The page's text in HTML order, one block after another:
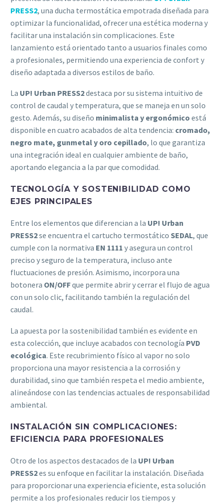
PRESS2, una ducha termostática empotrada diseñada para
optimizar la funcionalidad, ofrecer una estética moderna y
facilitar una instalación sin complicaciones. Este
lanzamiento está orientado tanto a usuarios finales como
a profesionales, permitiendo una experiencia de confort y
diseño adaptada a diversos estilos de baño.
La UP! Urban PRESS2destaca por su sistema intuitivo de
control de caudal y temperatura, que se maneja en un solo
gesto. Además, su diseño minimalista y ergonómico está
disponible en cuatro acabados de alta tendencia: cromado,
negro mate, gunmetal y oro cepillado, lo que garantiza
una integración ideal en cualquier ambiente de baño,
aportando elegancia a la par que comodidad.
TECNOLOGÍA Y SOSTENIBILIDAD COMO
EJES PRINCIPALES
Entre los elementos que diferencian a la UP! Urban
PRESS2se encuentra el cartucho termostático SEDAL, que
cumple con la normativa EN 1111 y asegura un control
preciso y seguro de la temperatura, incluso ante
fluctuaciones de presión. Asimismo, incorpora una
botonera ON/OFFque permite abrir y cerrar el flujo de agua
con un solo clic, facilitando también la regulación del
caudal.
La apuesta por la sostenibilidad también es evidente en
esta colección, que incluye acabados con tecnología PVD
ecológica. Este recubrimiento físico al vapor no solo
proporciona una mayor resistencia a la corrosión y
durabilidad, sino que también respeta el medio ambiente,
alineándose con las tendencias actuales de responsabilidad
ambiental.
INSTALACIÓN SIN COMPLICACIONES:
EFICIENCIA PARA PROFESIONALES
Otro de los aspectos destacados de la UP! Urban
PRESS2es su enfoque en facilitar la instalación. Diseñada
para proporcionar una experiencia eficiente, esta solución
permite a los profesionales reducir los tiempos y